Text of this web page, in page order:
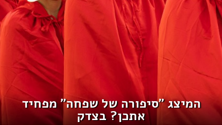
המיצג "סיפורה של שפחה" מפחיד
אתכן? בצדק